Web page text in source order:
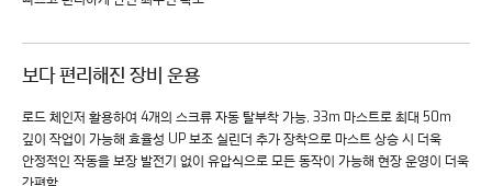
보다 편리해진 장비 운용
로드 체인저 활용하여 4개의 스크류 자동 탈부착 가능, 33m 마스트로 최대 50m
깊이 작업이 가능해 효율성 UP보조 실린더 추가 장착으로 마스트 상승 시 더욱
안정적인 작동을 보장발전기 없이 유압식으로 모든 동작이 가능해 현장 운영이 더욱